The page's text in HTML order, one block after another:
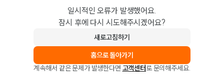
일시적인 오류가 발생했어요.
잠시 후에 다시 시도해주시겠어요?
새로고침하기
홈으로 돌아가기
계속해서 같은 문제가 발생한다면 고객센터로 문의해주세요.